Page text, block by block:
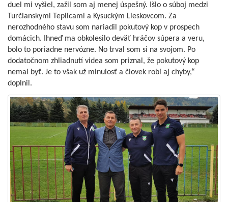
duel mi vyšiel, zažil som aj menej úspešný. Išlo o súboj medzi
Turčianskymi Teplicami a Kysuckým Lieskovcom. Za
nerozhodného stavu som nariadil pokutový kop v prospech
domácich. Ihneď ma obkolesilo deväť hráčov súpera a veru,
bolo to poriadne nervózne. No trval som si na svojom. Po
dodatočnom zhliadnutí videa som priznal, že pokutový kop
nemal byť. Je to však už minulosť a človek robí aj chyby,“
doplnil.